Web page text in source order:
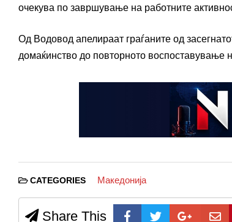
очекува по завршување на работните
Од Водовод апелираат граѓаните од
домаќинство до повторното воспоставување
CATEGORIES Македонија
Share This